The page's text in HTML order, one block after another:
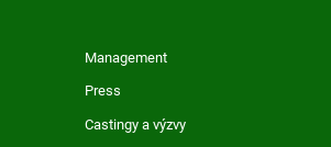
Management
Press
Castingy a výzvy